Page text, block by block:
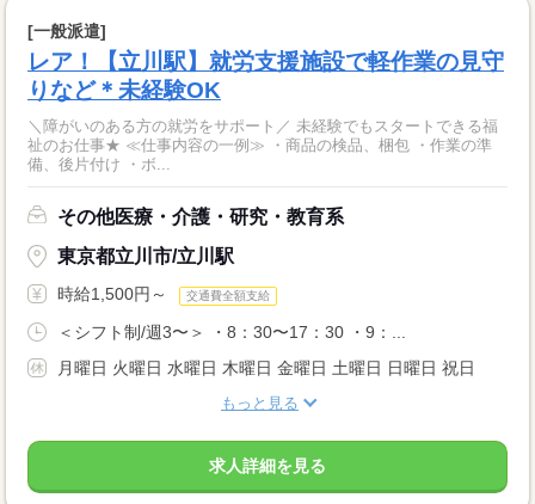
[一般派遣]
レア！【立川駅】就労支援施設で軽作業の見守
りなど＊未経験OK
＼障がいのある方の就労をサポート／ 未経験でもスタートできる福
祉のお仕事★ ≪仕事内容の一例≫ ・商品の検品、梱包 ・作業の準
備、後片付け ・ボ...
その他医療・介護・研究・教育系
東京都立川市/立川駅
時給1,500円～ 交通費全額支給
＜シフト制/週3〜＞ ・8：30〜17：30 ・9：...
月曜日 火曜日 水曜日 木曜日 金曜日 土曜日 日曜日 祝日
もっと見る
求人詳細を見る